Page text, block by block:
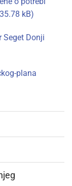
Seget Donji
plana